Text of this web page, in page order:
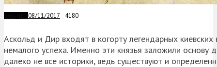
08/11/2017 4180
Аскольд и Дир входят в когорту легендарных
немалого успеха. Именно эти князья заложили основу
далеко не все историки, ведь существуют и